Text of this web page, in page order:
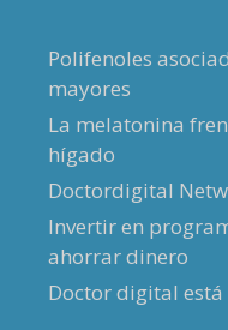
Polifenoles
mayores
La melatonina
hígado
Doctordigital
Invertir en
ahorrar dinero
Doctor digital está